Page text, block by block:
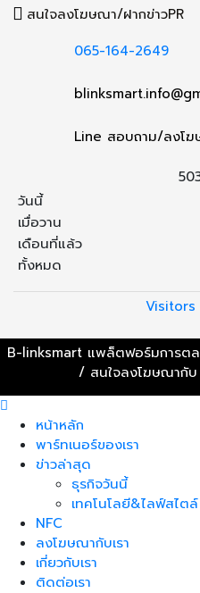
สนใจลงโฆษณา/ฝากข่าวPR
065-164-2649
Line สอบถาม/ลงโ
50
วันนี้
เมื่อวาน
เดือนที่แล้ว
ทั้งหมด
B-linksmart แพล็ตฟอร์มการต
/ สนใจลงโฆษณากับ
หน้าหลัก
พาร์ทเนอร์ของเรา
ข่าวล่าสุด
ธุรกิจวันนี้
เทคโนโลยี&ไลฟ์สไตล์
NFC
ลงโฆษณากับเรา
เกี่ยวกับเรา
ติดต่อเรา